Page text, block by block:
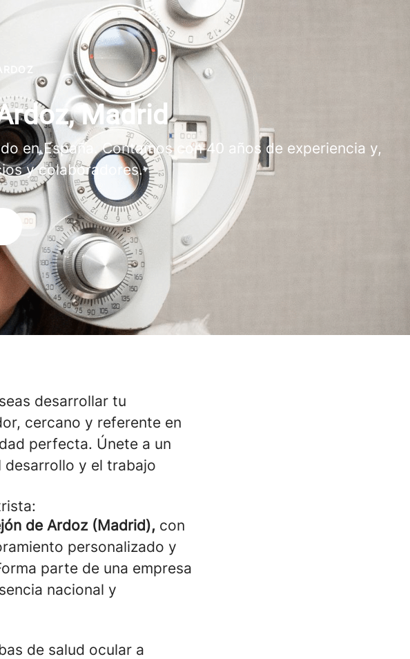
Madrid
en España. Contamos con 40 años de experiencia y,
y colaboradores.
desarrollar tu
cercano y referente en
perfecta. Únete a un
desarrollo y el trabajo
de Ardoz (Madrid), con
personalizado y
parte de una empresa
nacional y
de salud ocular a